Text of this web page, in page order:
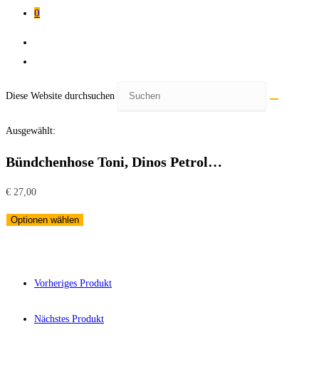
0
Diese Website durchsuchen
Ausgewählt:
Bündchenhose Toni, Dinos Petrol…
€ 27,00
Optionen wählen
Vorheriges Produkt
Nächstes Produkt